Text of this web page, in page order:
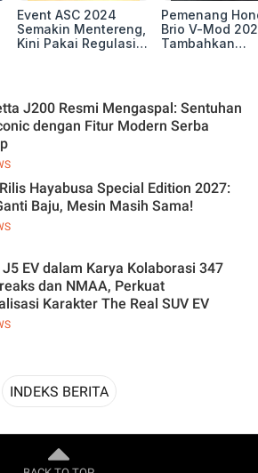
Event ASC 2024
Semakin Mentereng,
Kini Pakai Regulasi
Pemenang
Brio V-Mod
Tambahkan
J200 Resmi Mengaspal: Sentuhan
dengan Fitur Modern Serba
Hayabusa Special Edition 2027:
Baju, Mesin Masih Sama!
EV dalam Karya Kolaborasi 347
dan NMAA, Perkuat
Karakter The Real SUV EV
INDEKS BERITA